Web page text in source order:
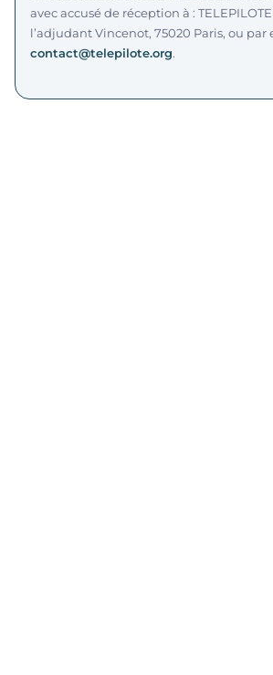
avec accusé de réception à :
l’adjudant Vincenot, 75020 Paris, ou par
contact@telepilote.org.